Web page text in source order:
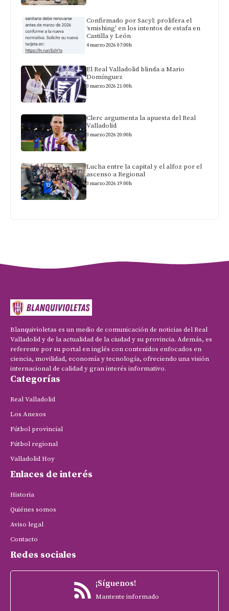
Confirmado por Sacyl: prolifera el
‘smishing’ en los intentos de estafa en
Castilla y León
4 marzo 2026 07:00h
El Real Valladolid blinda a Mario
Domínguez
3 marzo 2026 21:00h
Clerc argumenta la apuesta del Real
Valladolid
3 marzo 2026 20:00h
Lucha entre la capital y el alfoz por el
ascenso a Regional
3 marzo 2026 19:00h
Blanquivioletas es un medio de comunicación de noticias del Real
Valladolid y de la actualidad de la ciudad y su provincia. Además, es
referente por su portal en inglés con contenidos enfocados en
ciencia, movilidad, economía y tecnología, ofreciendo una visión
internacional de calidad y gran interés informativo.
Categorías
Real Valladolid
Los Anexos
Fútbol provincial
Fútbol regional
Valladolid Hoy
Enlaces de interés
Historia
Quiénes somos
Aviso legal
Contacto
Redes sociales
¡Síguenos!
Mantente informado